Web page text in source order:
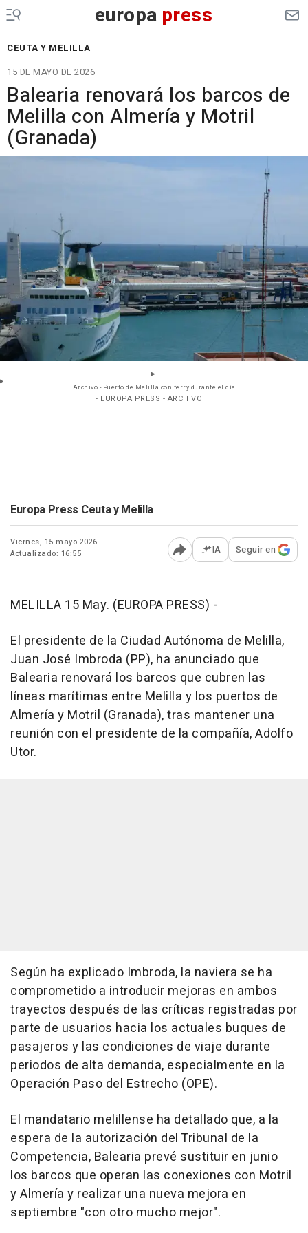
europa press
CEUTA Y MELILLA
15 DE MAYO DE 2026
Balearia renovará los barcos de
Melilla con Almería y Motril
(Granada)
Archivo - Puerto de Melilla con ferry durante el día
- EUROPA PRESS - ARCHIVO
Europa Press Ceuta y Melilla
Viernes, 15 mayo 2026
Actualizado: 16:55
Abrir opciones para
IA Seguir en
MELILLA 15 May. (EUROPA PRESS) -
El presidente de la Ciudad Autónoma de Melilla,
Juan José Imbroda (PP), ha anunciado que
Balearia renovará los barcos que cubren las
líneas marítimas entre Melilla y los puertos de
Almería y Motril (Granada), tras mantener una
reunión con el presidente de la compañía, Adolfo
Utor.
Según ha explicado Imbroda, la naviera se ha
comprometido a introducir mejoras en ambos
trayectos después de las críticas registradas por
parte de usuarios hacia los actuales buques de
pasajeros y las condiciones de viaje durante
periodos de alta demanda, especialmente en la
Operación Paso del Estrecho (OPE).
El mandatario melillense ha detallado que, a la
espera de la autorización del Tribunal de la
Competencia, Balearia prevé sustituir en junio
los barcos que operan las conexiones con Motril
y Almería y realizar una nueva mejora en
septiembre "con otro mucho mejor".